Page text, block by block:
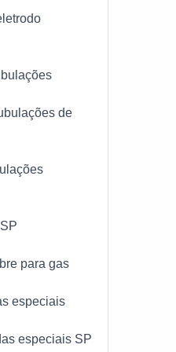
de
para gas
especiais
especiais SP